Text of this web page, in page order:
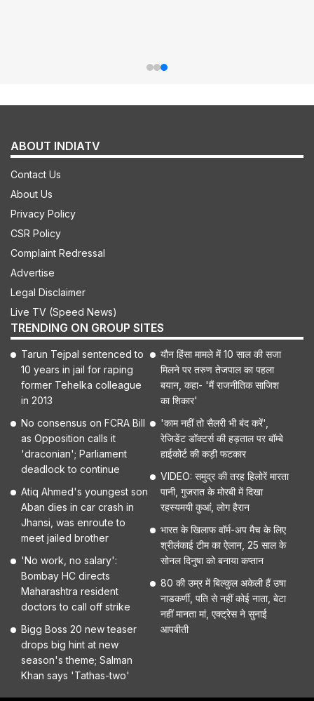
ABOUT INDIATV
Contact Us
About Us
Privacy Policy
CSR Policy
Complaint Redressal
Advertise
Legal Disclaimer
Live TV (Speed News)
TRENDING ON GROUP SITES
Tarun Tejpal sentenced to
10 years in jail for raping
former Tehelka colleague
in 2013
No consensus on FCRA Bill
as Opposition calls it
'draconian'; Parliament
deadlock to continue
Atiq Ahmed's youngest son
Aban dies in car crash in
Jhansi, was enroute to
meet jailed brother
'No work, no salary':
Bombay HC directs
Maharashtra resident
doctors to call off strike
Bigg Boss 20 new teaser
drops big hint at new
season's theme; Salman
Khan says 'Tathas-two'
यौन हिंसा मामले में 10 साल की सजा
मिलने पर तरुण तेजपाल का पहला
बयान, कहा- 'मैं राजनीतिक साजिश
का शिकार'
'काम नहीं तो सैलरी भी बंद करें',
रेजिडेंट डॉक्टर्स की हड़ताल पर बॉम्बे
हाईकोर्ट की कड़ी फटकार
VIDEO: समुद्र की तरह हिलोरें मारता
पानी, गुजरात के मोरबी में दिखा
रहस्यमयी कुआं, लोग हैरान
भारत के खिलाफ वॉर्म-अप मैच के लिए
श्रीलंकाई टीम का ऐलान, 25 साल के
सोनल दिनुषा को बनाया कप्तान
80 की उम्र में बिल्कुल अकेली हैं उषा
नाडकर्णी, पति से नहीं कोई नाता, बेटा
नहीं मानता मां, एक्ट्रेस ने सुनाई
आपबीती